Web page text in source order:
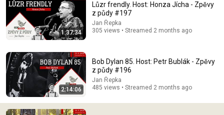
1:37:34
Lůzr frendly. Host: Honza Jícha - Zpěvy
z půdy #197
Jan Řepka
305 views • Streamed 2 months ago
2:14:06
Bob Dylan 85. Host: Petr Bublák - Zpěvy
z půdy #196
Jan Řepka
485 views • Streamed 2 months ago